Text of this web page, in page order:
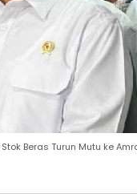
Beras Turun Mutu ke